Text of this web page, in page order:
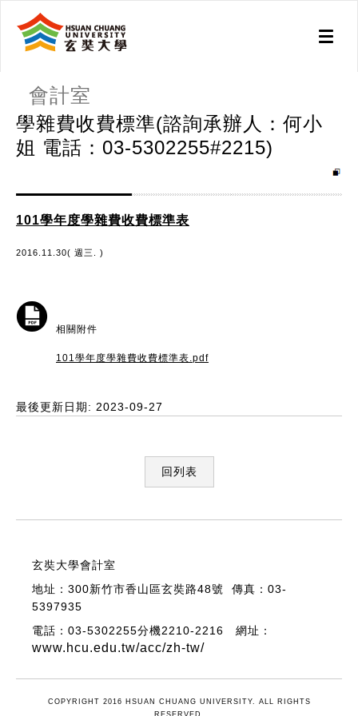
Toggle
會計室
學雜費收費標準(諮詢承辦人：何小
姐 電話：03-5302255#2215)
101學年度學雜費收費標準表
2016.11.30( 週三. )
相關附件
101學年度學雜費收費標準表.pdf
最後更新日期: 2023-09-27
回列表
玄奘大學會計室
地址：300新竹市香山區玄奘路48號 傳真：03-
5397935
電話：03-5302255分機2210-2216 網址：
www.hcu.edu.tw/acc/zh-tw/
COPYRIGHT 2016 HSUAN CHUANG UNIVERSITY. ALL RIGHTS
RESERVED.